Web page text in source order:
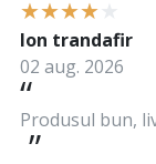
Produsul bun,
Ion trandafir
02 aug. 2026